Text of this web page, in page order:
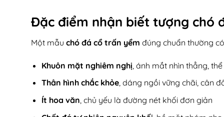
Đặc điểm nhận biết tượng chó
Một mẫu chó đá cổ trấn yểm đúng chuẩn thường
Khuôn mặt nghiêm nghị , ánh mắt nhìn thẳng,
Thân hình chắc khỏe, dáng ngồi vững chãi, cân
Ít hoa văn , chủ yếu là đường nét khối đơn giản